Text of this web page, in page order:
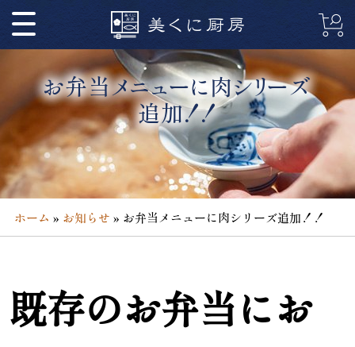
テ
ス
キ
ッ
プ
お弁当メニューに肉シリーズ
追加！！
ホーム » お知らせ » お弁当メニューに肉シリーズ追加！！
既存のお弁当にお